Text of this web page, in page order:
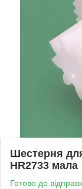
Шестерня
HR2733 мала
Готово до